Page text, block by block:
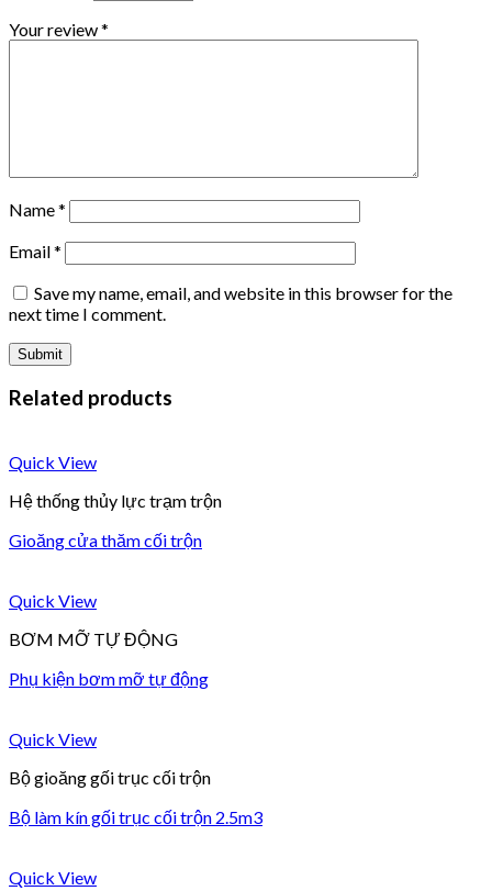
Your review*
Name*
Email*
Save my name, email, and website in this browser for the
next time I comment.
Related products
Quick View
Hệ thống thủy lực trạm trộn
Gioăng cửa thăm cối trộn
Quick View
BƠM MỠ TỰ ĐỘNG
Phụ kiện bơm mỡ tự động
Quick View
Bộ gioăng gối trục cối trộn
Bộ làm kín gối trục cối trộn 2.5m3
Quick View